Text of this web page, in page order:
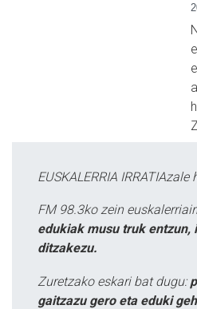
EUSKALERRIA IRRATIAzale
FM 98.3ko zein
edukiak musu truk entzun,
ditzakezu.
Zuretzako eskari bat dugu:
gaitzazu gero eta eduki